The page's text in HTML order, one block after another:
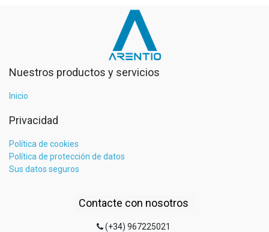
Nuestros productos y servicios
Inicio
Privacidad
Política de cookies
Política de protección de datos
Sus datos seguros
Contacte con nosotros
(+34) 967225021